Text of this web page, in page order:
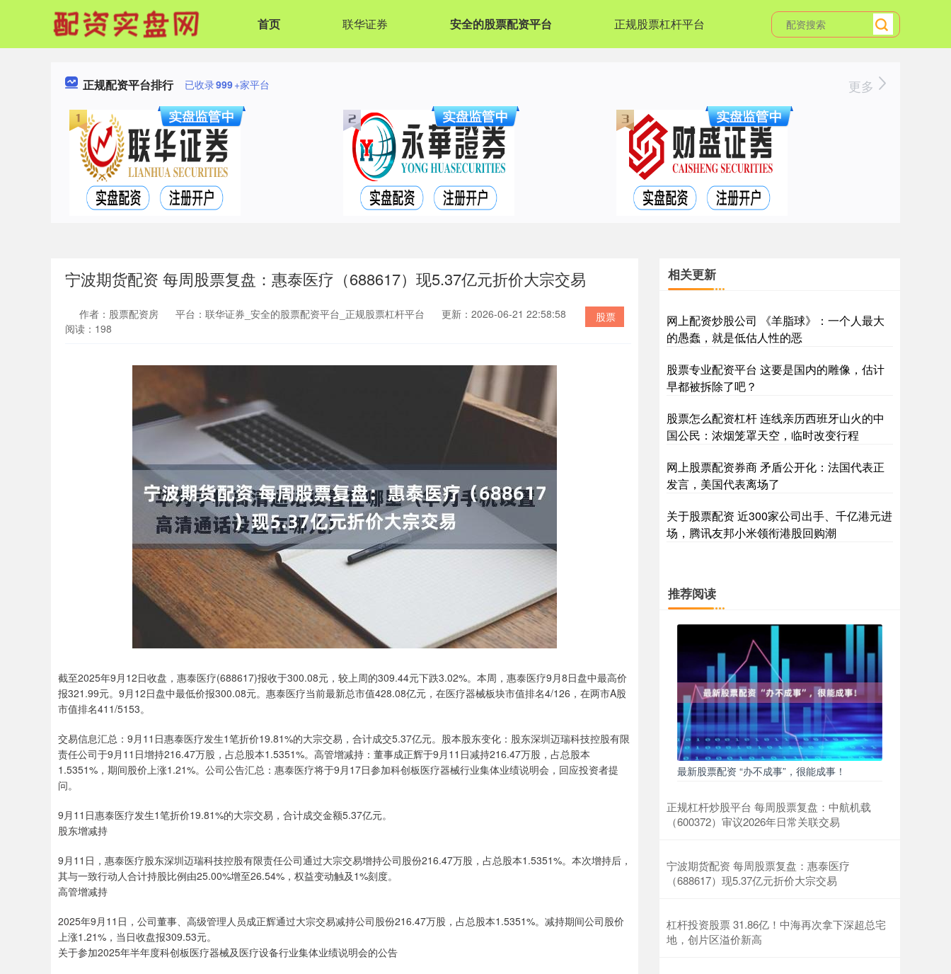
首页 联华证券 安全的股票配资平台 正规股票杠杆平台
正规配资平台排行 已收录999+家平台 更多
宁波期货配资 每周股票复盘：惠泰医疗（688617）现5.37亿元折价大宗交易
股票
作者：股票配资房 平台：联华证券_安全的股票配资平台_正规股票杠杆平台
更新：2026-06-21 22:58:58
阅读：198
截至2025年9月12日收盘，惠泰医疗(688617)报收于300.08元，较上周的309.44元下跌3.02%。本周，惠泰医疗9月8日盘中最高价
报321.99元。9月12日盘中最低价报300.08元。惠泰医疗当前最新总市值428.08亿元，在医疗器械板块市值排名4/126，在两市A股
市值排名411/5153。
交易信息汇总：9月11日惠泰医疗发生1笔折价19.81%的大宗交易，合计成交5.37亿元。股本股东变化：股东深圳迈瑞科技控股有限
责任公司于9月11日增持216.47万股，占总股本1.5351%。高管增减持：董事成正辉于9月11日减持216.47万股，占总股本
1.5351%，期间股价上涨1.21%。公司公告汇总：惠泰医疗将于9月17日参加科创板医疗器械行业集体业绩说明会，回应投资者提
问。
9月11日惠泰医疗发生1笔折价19.81%的大宗交易，合计成交金额5.37亿元。
股东增减持
9月11日，惠泰医疗股东深圳迈瑞科技控股有限责任公司通过大宗交易增持公司股份216.47万股，占总股本1.5351%。本次增持后，
其与一致行动人合计持股比例由25.00%增至26.54%，权益变动触及1%刻度。
高管增减持
2025年9月11日，公司董事、高级管理人员成正辉通过大宗交易减持公司股份216.47万股，占总股本1.5351%。减持期间公司股价
上涨1.21%，当日收盘报309.53元。
关于参加2025年半年度科创板医疗器械及医疗设备行业集体业绩说明会的公告
相关更新
网上配资炒股公司 《羊脂球》：一个人最大
的愚蠢，就是低估人性的恶
股票专业配资平台 这要是国内的雕像，估计
早都被拆除了吧？
股票怎么配资杠杆 连线亲历西班牙山火的中
国公民：浓烟笼罩天空，临时改变行程
网上股票配资券商 矛盾公开化：法国代表正
发言，美国代表离场了
关于股票配资 近300家公司出手、千亿港元进
场，腾讯友邦小米领衔港股回购潮
推荐阅读
最新股票配资 “办不成事”，很能成事！
正规杠杆炒股平台 每周股票复盘：中航机载
（600372）审议2026年日常关联交易
宁波期货配资 每周股票复盘：惠泰医疗
（688617）现5.37亿元折价大宗交易
杠杆投资股票 31.86亿！中海再次拿下深超总宅
地，创片区溢价新高